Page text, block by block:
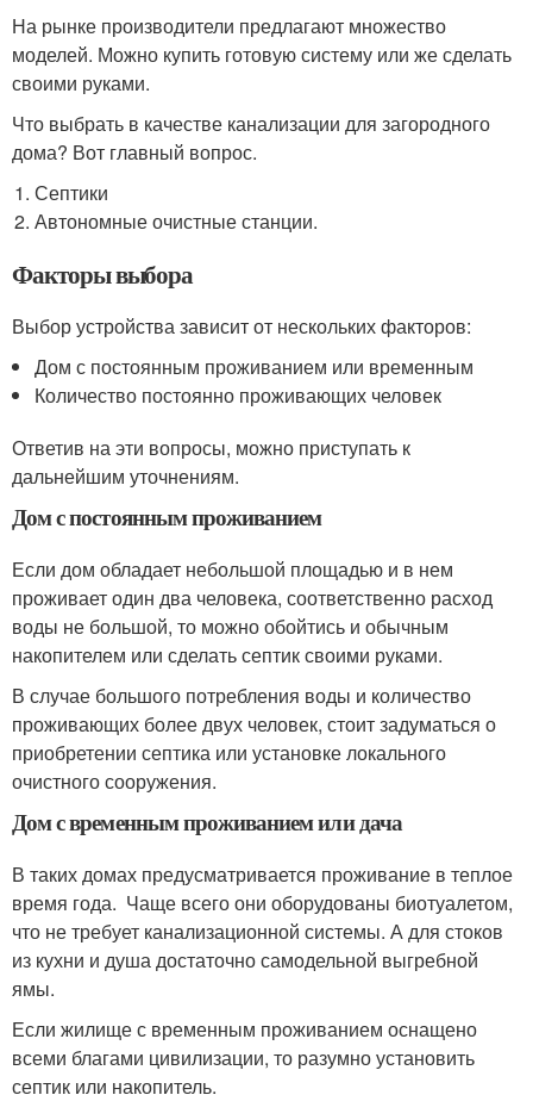
На рынке производители предлагают множество
моделей. Можно купить готовую систему или же сделать
своими руками.
Что выбрать в качестве канализации для загородного
дома? Вот главный вопрос.
Септики
Автономные очистные станции.
Факторы выбора
Выбор устройства зависит от нескольких факторов:
Дом с постоянным проживанием или временным
Количество постоянно проживающих человек
Ответив на эти вопросы, можно приступать к
дальнейшим уточнениям.
Дом с постоянным проживанием
Если дом обладает небольшой площадью и в нем
проживает один два человека, соответственно расход
воды не большой, то можно обойтись и обычным
накопителем или сделать септик своими руками.
В случае большого потребления воды и количество
проживающих более двух человек, стоит задуматься о
приобретении септика или установке локального
очистного сооружения.
Дом с временным проживанием или дача
В таких домах предусматривается проживание в теплое
время года. Чаще всего они оборудованы биотуалетом,
что не требует канализационной системы. А для стоков
из кухни и душа достаточно самодельной выгребной
ямы.
Если жилище с временным проживанием оснащено
всеми благами цивилизации, то разумно установить
септик или накопитель.